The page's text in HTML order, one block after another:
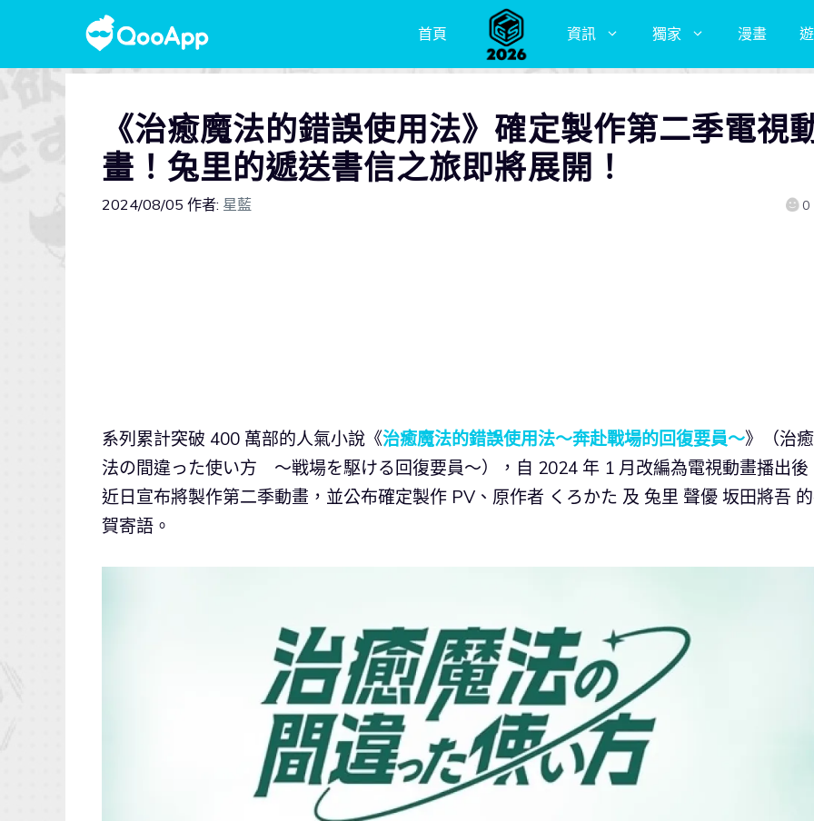
首頁 資訊 獨家 漫畫
《治癒魔法的錯誤使用法》確定製作第二季電視
畫！兔里的遞送書信之旅即將展開！
2024/08/05 作者: 星藍 0
系列累計突破 400 萬部的人氣小說《治癒魔法的錯誤使用法～奔赴戰場的回復要員～》（治
法の間違った使い方 ～戦場を駆ける回復要員～），自 2024 年 1 月改編為電視動畫播出後
近日宣布將製作第二季動畫，並公布確定製作 PV、原作者 くろかた 及 兔里 聲優 坂田將吾
賀寄語。